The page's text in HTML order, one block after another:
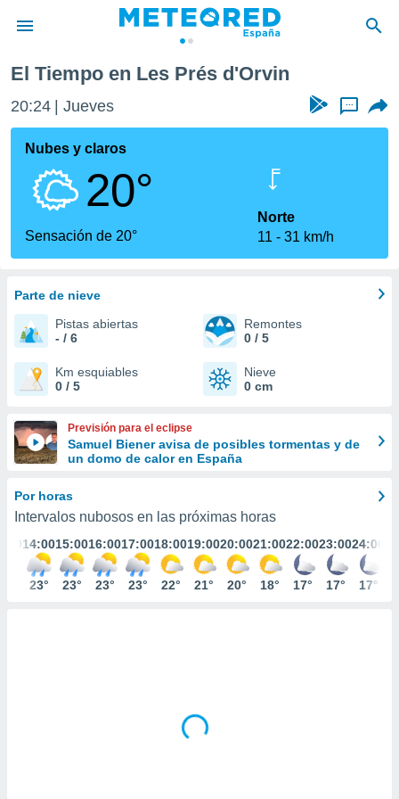
de
por
que se
calidad.
a este
las
y
forma
basada
permite
coste.
botón
a la
ACEPTAR
CONTINUAR
CONFIGURACIÓN
El Tiempo en Les Prés d'Orvin
20:24 Jueves ...
Nubes y claros
20°
Sensación de 20°
Norte
11
31 km/h
Parte de nieve
Pistas abiertas
- / 6
Remontes
0 / 5
Km esquiables
0 / 5
Nieve
0 cm
Previsión para el eclipse
Samuel Biener avisa de posibles tormentas y de
un domo de calor en España
Por horas
Intervalos nubosos en las próximas horas
14:00
23°
15:00
23°
16:00
23°
17:00
23°
18:00
22°
19:00
21°
20:00
20°
21:00
18°
22:00
17°
23:00
17°
24:00
17°